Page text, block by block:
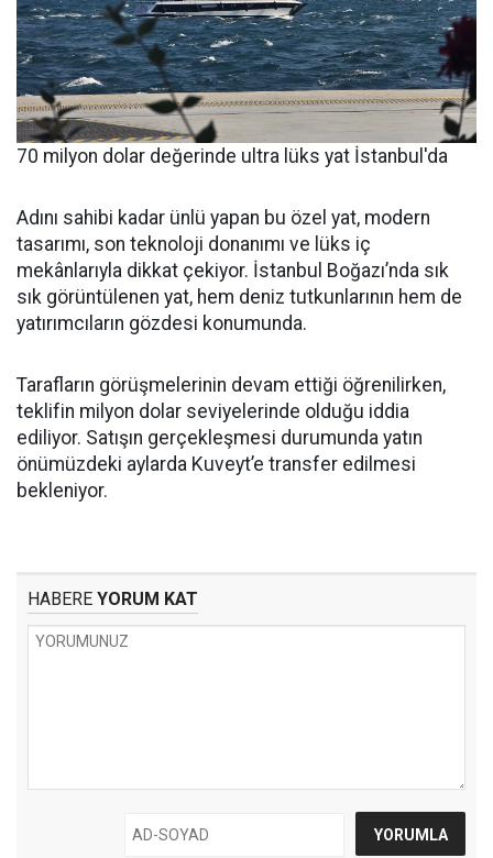
70 milyon dolar değerinde ultra lüks yat İstanbul'da
Adını sahibi kadar ünlü yapan bu özel yat, modern
tasarımı, son teknoloji donanımı ve lüks iç
mekânlarıyla dikkat çekiyor. İstanbul Boğazı’nda sık
sık görüntülenen yat, hem deniz tutkunlarının hem de
yatırımcıların gözdesi konumunda.
Tarafların görüşmelerinin devam ettiği öğrenilirken,
teklifin milyon dolar seviyelerinde olduğu iddia
ediliyor. Satışın gerçekleşmesi durumunda yatın
önümüzdeki aylarda Kuveyt’e transfer edilmesi
bekleniyor.
HABERE YORUM KAT